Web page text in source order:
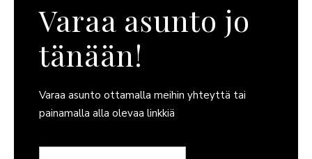
Varaa asunto jo
tänään!
Varaa asunto ottamalla meihin yhteyttä tai
painamalla alla olevaa linkkiä